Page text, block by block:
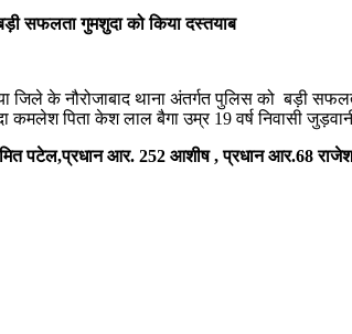
सफलता गुमशुदा को किया दस्तयाब
जिले के नौरोजाबाद थाना अंतर्गत पुलिस को बड़ी
कमलेश पिता केश लाल बैगा उम्र 19 वर्ष निवासी
पटेल,प्रधान आर. 252 आशीष , प्रधान आर.68